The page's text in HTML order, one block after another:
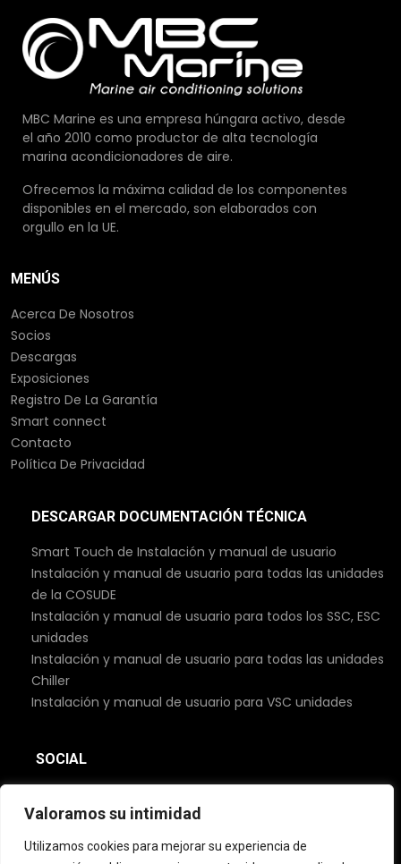
Valoramos su intimidad
Utilizamos cookies para mejorar su experiencia de
MBC Marine es una empresa húngara activo, desde
el año 2010 como productor de alta tecnología
marina acondicionadores de aire.
Ofrecemos la máxima calidad de los componentes
disponibles en el mercado, son elaborados con
orgullo en la UE.
MENÚS
Acerca De Nosotros
Socios
Descargas
Exposiciones
Registro De La Garantía
Smart connect
Contacto
Política De Privacidad
DESCARGAR DOCUMENTACIÓN TÉCNICA
Smart Touch de Instalación y manual de usuario
Instalación y manual de usuario para todas las unidades
de la COSUDE
Instalación y manual de usuario para todos los SSC, ESC
unidades
Instalación y manual de usuario para todas las unidades
Chiller
Instalación y manual de usuario para VSC unidades
SOCIAL